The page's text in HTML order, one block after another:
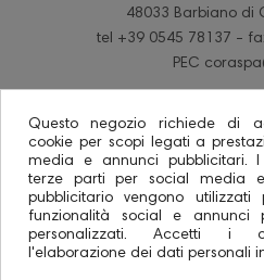
48033 Barbiano di
tel +39 0545 78137 -
PEC
Questo negozio richiede di
cookie per scopi legati a
media e annunci pubblicitari.
terze parti per social media
pubblicitario vengono utilizzati
funzionalità social e annunci
personalizzati. Accetti i
l'elaborazione dei dati personali